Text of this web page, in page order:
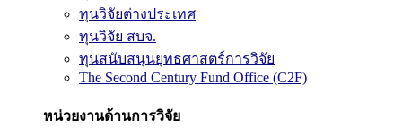
ทุนวิจัยต่างประเทศ
ทุนวิจัย สบจ.
ทุนสนับสนุนยุทธศาสตร์การวิจัย
The Second Century Fund Office (C2F)
หน่วยงานด้านการวิจัย